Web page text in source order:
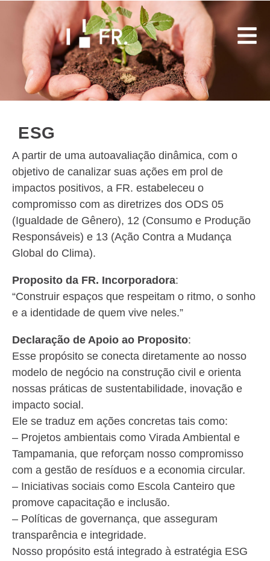
ESG
A partir de uma autoavaliação dinâmica, com o
objetivo de canalizar suas ações em prol de
impactos positivos, a FR. estabeleceu o
compromisso com as diretrizes dos ODS 05
(Igualdade de Gênero), 12 (Consumo e Produção
Responsáveis) e 13 (Ação Contra a Mudança
Global do Clima).
Proposito da FR. Incorporadora:
“Construir espaços que respeitam o ritmo, o sonho
e a identidade de quem vive neles.”
Declaração de Apoio ao Proposito:
Esse propósito se conecta diretamente ao nosso
modelo de negócio na construção civil e orienta
nossas práticas de sustentabilidade, inovação e
impacto social.
Ele se traduz em ações concretas tais como:
– Projetos ambientais como Virada Ambiental e
Tampamania, que reforçam nosso compromisso
com a gestão de resíduos e a economia circular.
– Iniciativas sociais como Escola Canteiro que
promove capacitação e inclusão.
– Políticas de governança, que asseguram
transparência e integridade.
Nosso propósito está integrado à estratégia ESG